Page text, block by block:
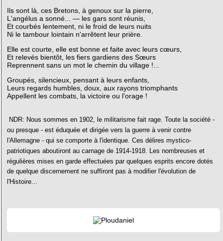
Ils sont là, ces Bretons, à genoux sur la pierre,
L'angélus a sonné... — les gars sont réunis,
Et courbés lentement, ni le froid de leurs nuits
Ni le tambour lointain n'arrêtent leur prière.
Elle est courte, elle est bonne et faite avec leurs cœurs,
Et relevés bientôt, les fiers gardiens des Sœurs
Reprennent sans un mot le chemin du village !...
Groupés, silencieux, pensant à leurs enfants,
Leurs regards humbles, doux, aux rayons triomphants
Appellent les combats, la victoire ou l'orage !
NDR: Nous sommes en 1902, le militarisme fait rage. Toute la société -
ou presque - est éduquée et dirigée vers la guerre à venir contre
l'Allemagne - qui se comporte à l'identique. Ces délires mystico-
patriotiques aboutiront au carnage de 1914-1918. Les nombreuses et
régulières mises en garde effectuées par quelques esprits encore dotés
de quelque discernement ne suffiront pas à modifier l'évolution de
l'Histoire...